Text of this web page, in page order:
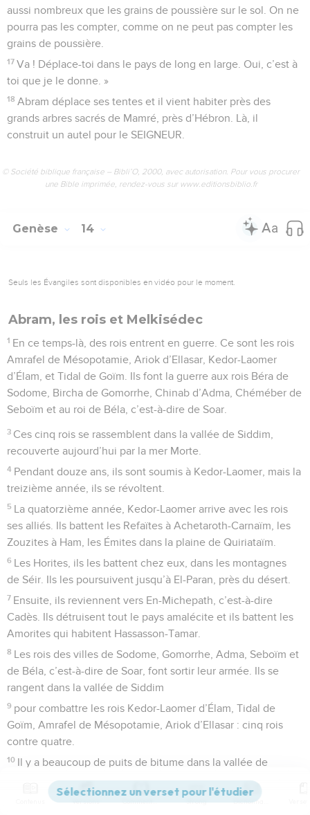
aussi nombreux que les grains de poussière sur le sol. On ne
pourra pas les compter, comme on ne peut pas compter les
grains de poussière.
17 Va ! Déplace-toi dans le pays de long en large. Oui, c’est à
toi que je le donne. »
18 Abram déplace ses tentes et il vient habiter près des
grands arbres sacrés de Mamré, près d’Hébron. Là, il
construit un autel pour le SEIGNEUR.
© Société biblique française – Bibli’O, 2000, avec autorisation. Pour vous procurer
une Bible imprimée, rendez-vous sur www.editionsbiblio.fr
Genèse 14
Seuls les Évangiles sont disponibles en vidéo pour le moment.
Abram, les rois et Melkisédec
1 En ce temps-là, des rois entrent en guerre. Ce sont les rois
Amrafel de Mésopotamie, Ariok d’Ellasar, Kedor-Laomer
d’Élam, et Tidal de Goïm. Ils font la guerre aux rois Béra de
Sodome, Bircha de Gomorrhe, Chinab d’Adma, Chéméber de
Seboïm et au roi de Béla, c’est-à-dire de Soar.
3 Ces cinq rois se rassemblent dans la vallée de Siddim,
recouverte aujourd’hui par la mer Morte.
4 Pendant douze ans, ils sont soumis à Kedor-Laomer, mais la
treizième année, ils se révoltent.
5 La quatorzième année, Kedor-Laomer arrive avec les rois
ses alliés. Ils battent les Refaïtes à Achetaroth-Carnaïm, les
Zouzites à Ham, les Émites dans la plaine de Quiriataïm.
6 Les Horites, ils les battent chez eux, dans les montagnes
de Séir. Ils les poursuivent jusqu’à El-Paran, près du désert.
7 Ensuite, ils reviennent vers En-Michepath, c’est-à-dire
Cadès. Ils détruisent tout le pays amalécite et ils battent les
Amorites qui habitent Hassasson-Tamar.
8 Les rois des villes de Sodome, Gomorrhe, Adma, Seboïm et
de Béla, c’est-à-dire de Soar, font sortir leur armée. Ils se
rangent dans la vallée de Siddim
9 pour combattre les rois Kedor-Laomer d’Élam, Tidal de
Goïm, Amrafel de Mésopotamie, Ariok d’Ellasar : cinq rois
contre quatre.
10 Il y a beaucoup de puits de bitume dans la vallée de
Siddim. Les rois de Sodome et de Gomorrhe fuient et ils
tombent dans les puits. Ceux qui restent fuient dans la
Versions Commentaires Strong